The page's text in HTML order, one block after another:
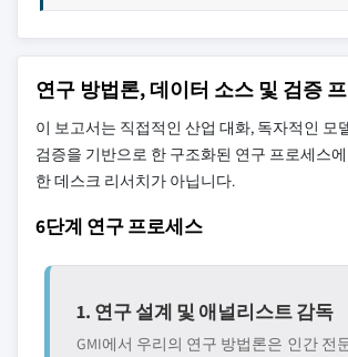
연구 방법론, 데이터 소스 및 검증
이 보고서는 직접적인 산업 대화, 독자적인 모
검증을 기반으로 한 구조화된 연구 프로세스
한 데스크 리서치가 아닙니다.
6단계 연구 프로세스
1. 연구 설계 및 애널리스트 감독
GMI에서 우리의 연구 방법론은 인간 전